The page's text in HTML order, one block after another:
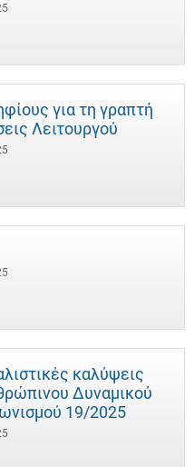
για τη γραπτή
Λειτουργού
καλύψεις
Δυναμικού
19/2025